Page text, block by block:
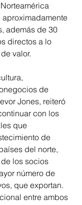
además de 30
directos a lo
valor.
de
Jones, reiteró
con los
que
de
del norte,
los socios
número de
que exportan.
entre ambos